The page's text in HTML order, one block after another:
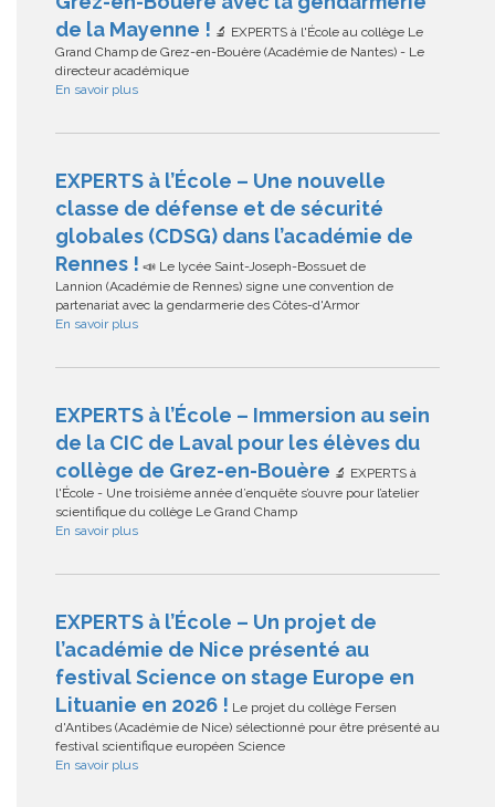
de la Mayenne ! 🔬 EXPERTS à l'École au collège Le
Grand Champ de Grez-en-Bouère (Académie de Nantes) - Le
directeur académique
En savoir plus
EXPERTS à l’École – Une nouvelle
classe de défense et de sécurité
globales (CDSG) dans l’académie de
Rennes ! 📣 Le lycée Saint-Joseph-Bossuet de
Lannion (Académie de Rennes) signe une convention de
partenariat avec la gendarmerie des Côtes-d'Armor
En savoir plus
EXPERTS à l’École – Immersion au sein
de la CIC de Laval pour les élèves du
collège de Grez-en-Bouère 🔬 EXPERTS à
l'École - Une troisième année d’enquête s’ouvre pour l’atelier
scientifique du collège Le Grand Champ
En savoir plus
EXPERTS à l’École – Un projet de
l’académie de Nice présenté au
festival Science on stage Europe en
Lituanie en 2026 ! Le projet du collège Fersen
d'Antibes (Académie de Nice) sélectionné pour être présenté au
festival scientifique européen Science
En savoir plus